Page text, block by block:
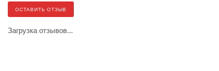
ОСТАВИТЬ ОТЗЫВ
Загрузка отзывов...